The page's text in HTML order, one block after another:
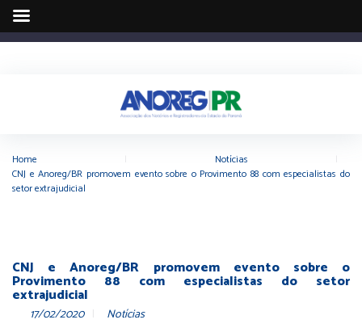
Home Notícias
CNJ e Anoreg/BR promovem evento sobre o Provimento 88 com especialistas do
setor extrajudicial
CNJ e Anoreg/BR promovem evento sobre o
Provimento 88 com especialistas do setor
extrajudicial
17/02/2020 Notícias